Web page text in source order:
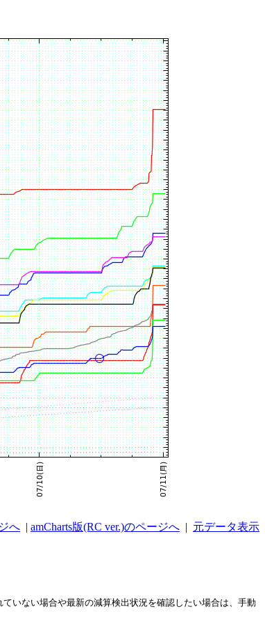
へ | amCharts版(RC ver.)のページへ | 元データ表示
いない場合や最新の減算検出状況を確認したい場合は、手動